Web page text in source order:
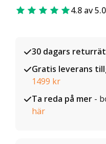
4.8 av
30 dagars
Gratis leverans
1499 kr
Ta reda på mer -
här